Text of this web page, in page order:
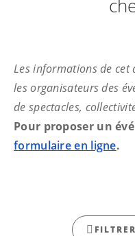
Les informations de cet
les organisateurs des
de spectacles,
Pour proposer un
formulaire en ligne.